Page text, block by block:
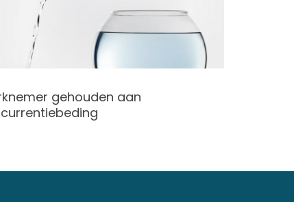
gehouden aan